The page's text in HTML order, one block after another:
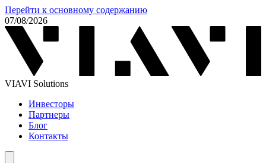
Перейти к основному содержанию
07/08/2026
VIAVI Solutions
Инвесторы
Партнеры
Блог
Контакты